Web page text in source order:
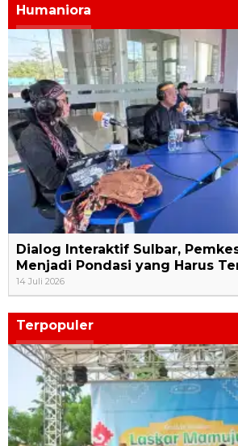
Humaniora
Dialog Interaktif Sulbar,
Menjadi Pondasi yang Harus
14 Juli 2026
Terpopuler